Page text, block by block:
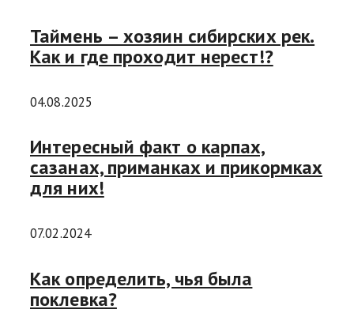
Таймень – хозяин сибирских рек.
Как и где проходит нерест!?
04.08.2025
Интересный факт о карпах,
сазанах, приманках и прикормках
для них!
07.02.2024
Как определить, чья была
поклевка?